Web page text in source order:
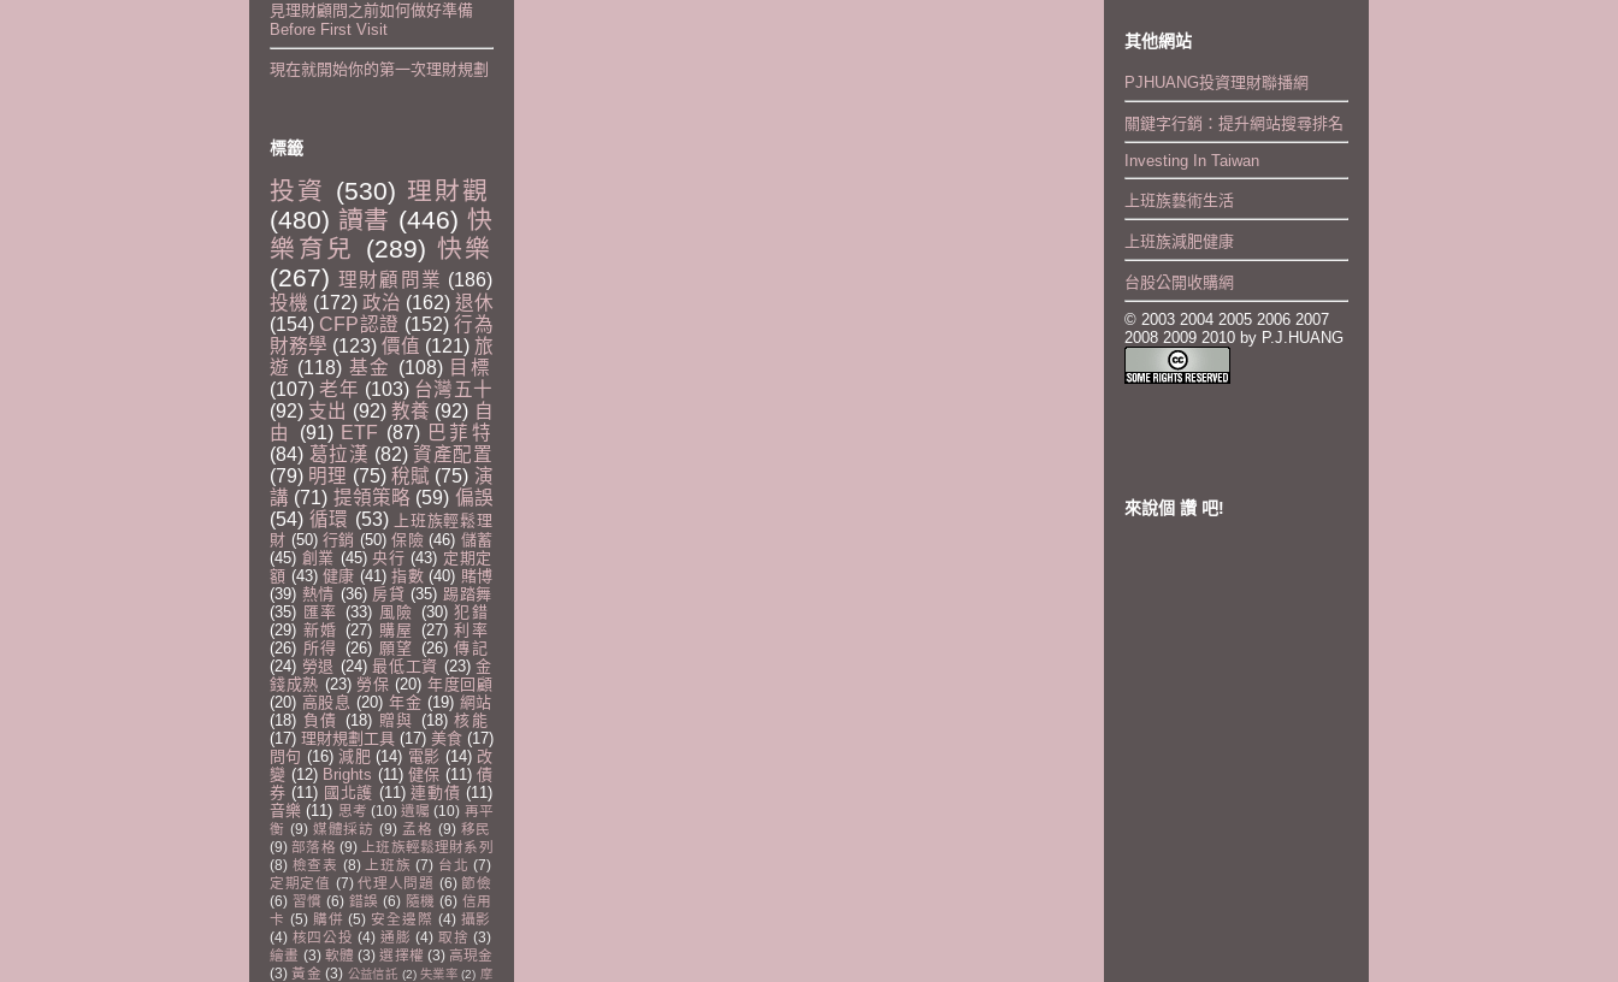
見理財顧問之前如何做好準備
Before First Visit
現在就開始你的第一次理財規劃
標籤
投資 (530) 理財觀
(480) 讀書 (446) 快
樂育兒
(289) 快樂
(267) 理財顧問業 (186)
投機 (172) 政治 (162) 退休
(154) CFP認證 (152) 行為
財務學 (123) 價值 (121) 旅
遊 (118) 基金 (108) 目標
(107) 老年 (103) 台灣五十
(92) 支出 (92) 教養 (92) 自
由
(91) ETF (87) 巴菲特
(84) 葛拉漢 (82) 資產配置
(79) 明理 (75) 稅賦 (75) 演
講 (71) 提領策略 (59) 偏誤
(54) 循環 (53)
上班族輕鬆理
財 (50) 行銷 (50) 保險 (46) 儲蓄
(45) 創業 (45) 央行 (43) 定期定
額 (43) 健康 (41) 指數 (40) 賭博
(39) 熱情 (36) 房貸 (35) 踢踏舞
(35) 匯率 (33) 風險 (30) 犯錯
(29) 新婚 (27) 購屋 (27) 利率
(26) 所得 (26) 願望 (26) 傳記
(24) 勞退 (24) 最低工資 (23) 金
錢成熟 (23) 勞保 (20) 年度回顧
(20) 高股息 (20) 年金 (19) 網站
(18) 負債 (18) 贈與 (18) 核能
(17) 理財規劃工具 (17) 美食 (17)
問句 (16) 減肥 (14) 電影 (14) 改
變 (12) Brights (11) 健保 (11) 債
券 (11) 國北護 (11) 連動債 (11)
音樂 (11) 思考 (10) 遺囑 (10) 再平
衡 (9) 媒體採訪 (9) 孟格 (9) 移民
(9) 部落格 (9)
上班族輕鬆理財系列
(8) 檢查表 (8) 上班族 (7) 台北 (7)
定期定值 (7) 代理人問題 (6) 節儉
(6) 習慣 (6) 錯誤 (6) 隨機 (6) 信用
卡 (5) 購併 (5) 安全邊際 (4) 攝影
(4) 核四公投 (4) 通膨 (4) 取捨 (3)
繪畫 (3) 軟體 (3) 選擇權 (3) 高現金
(3) 黃金 (3) 公益信託 (2) 失業率 (2) 摩
其他網站
PJHUANG投資理財聯播網
關鍵字行銷：提升網站搜尋排名
Investing In Taiwan
上班族藝術生活
上班族減肥健康
台股公開收購網
© 2003 2004 2005 2006 2007
2008 2009 2010 by P.J.HUANG
來說個 讚 吧!